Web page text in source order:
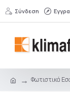
Σύνδεση
Φωτιστικά